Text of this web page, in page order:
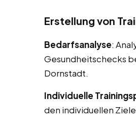
Erstellung von
Bedarfsanalyse:
Gesundheitschecks
Dornstadt.
Individuelle
den individuellen